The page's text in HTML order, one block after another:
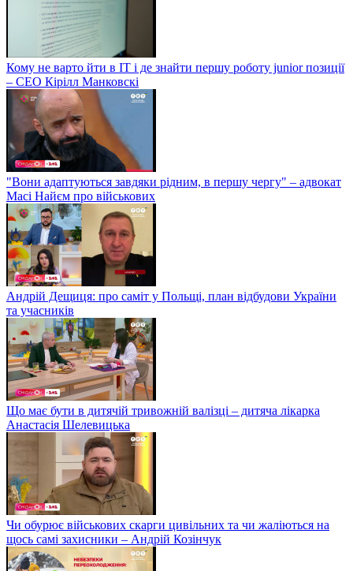
Кому не варто йти в IT і де знайти першу роботу junior позиції
– СЕО Кірілл Манковскі
"Вони адаптуються завдяки рідним, в першу чергу" – адвокат
Масі Найєм про військових
Андрій Дещиця: про саміт у Польщі, план відбудови України
та учасників
Що має бути в дитячій тривожній валізці – дитяча лікарка
Анастасія Шелевицька
Чи обурює військових скарги цивільних та чи жаліються на
щось самі захисники – Андрій Козінчук